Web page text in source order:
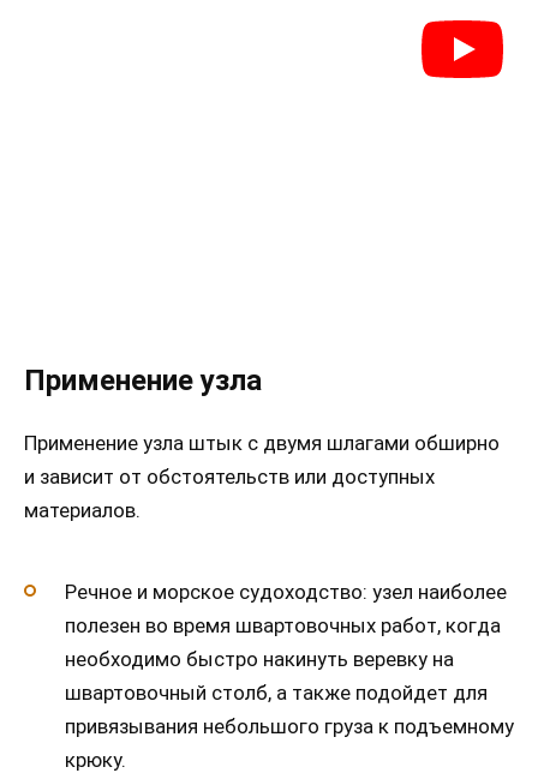
Применение узла
Применение узла штык с двумя шлагами обширно
и зависит от обстоятельств или доступных
материалов.
Речное и морское судоходство: узел наиболее
полезен во время швартовочных работ, когда
необходимо быстро накинуть веревку на
швартовочный столб, а также подойдет для
привязывания небольшого груза к подъемному
крюку.